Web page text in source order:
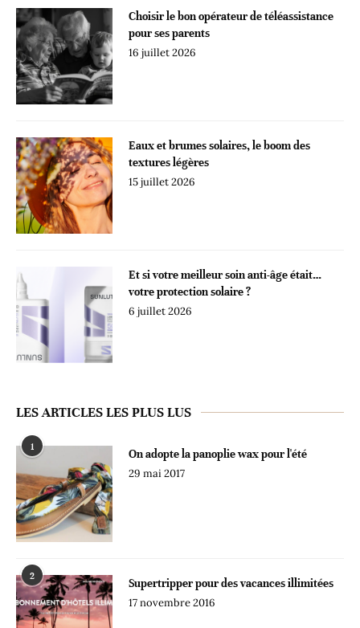
Choisir le bon opérateur de téléassistance
pour ses parents
16 juillet 2026
Eaux et brumes solaires, le boom des
textures légères
15 juillet 2026
Et si votre meilleur soin anti-âge était…
votre protection solaire ?
6 juillet 2026
LES ARTICLES LES PLUS LUS
1
On adopte la panoplie wax pour l'été
29 mai 2017
2
Supertripper pour des vacances illimitées
17 novembre 2016